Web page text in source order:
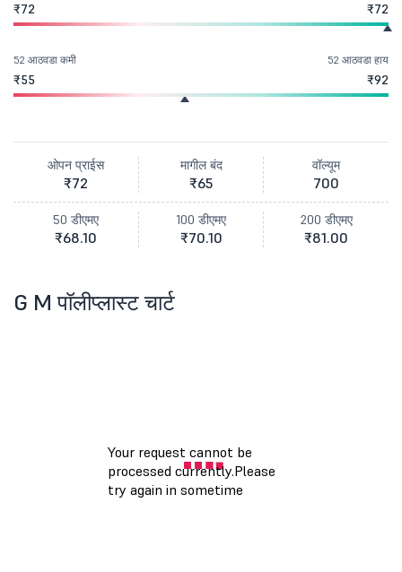
₹72 ₹72
52 आठवडा कमी
₹55
52 आठवडा हाय
₹92
ओपन प्राईस
₹72
मागील बंद
₹65
वॉल्यूम
700
50 डीएमए
₹68.10
100 डीएमए
₹70.10
200 डीएमए
₹81.00
G M पॉलीप्लास्ट चार्ट